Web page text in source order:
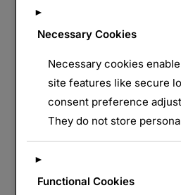
France,Monuments,
Mont-Saint-Quentin. Un coin
1917 – VAL 441/077 Ce petit
d’une abbaye du XIIe siècle,
Péronne, est devenu dès
allemand imprenable, en
français d’artillerie dont il fut
►
Necessary Cookies
Necessary cookies
site features like secure
consent preference
They do not store
►
Functional Cookies